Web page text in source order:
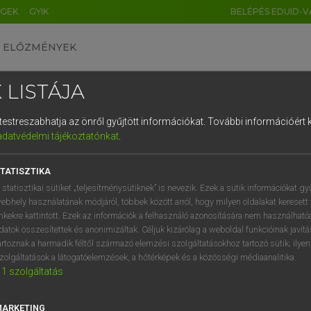
GYIK BELÉPÉS EDUID-
ELŐZMÉNYEK
szótár
VAN ELŐFIZETÉSED?
megtekintéséhez.
LISTÁJA
az önről gyűjtött információkat. További információért
tájékoztatónkat.
statisztikai sütiket „teljesítménysütiknek” is nevezik. Ezek a sütik információkat
használatának módjáról, többek között arról, hogy milyen oldalakat keresett
kattintott. Ezek az információk a felhasználó azonosítására nem
összesítettek és anonimizáltak. Céljuk kizárólag a weboldal funkcióinak
a harmadik féltől származó elemzési szolgáltatásokhoz tartozó sütik;
a látogatóelemzések, a hőtérképek és a közösségi médiaanalitika.
1 szolgáltatás
DE CN FR ES IT NL
1 2 3 4 5 6 7 8 9
q w e r t z u i
a s d f g h j k l é
í y x c v b n m , .